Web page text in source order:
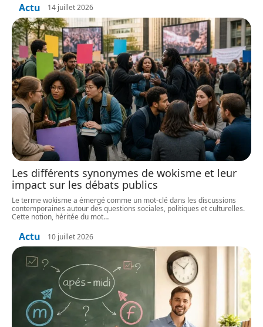
Actu 14 juillet 2026
Les différents synonymes de wokisme et leur
impact sur les débats publics
Le terme wokisme a émergé comme un mot-clé dans les discussions
contemporaines autour des questions sociales, politiques et culturelles.
Cette notion, héritée du mot…
Actu 10 juillet 2026